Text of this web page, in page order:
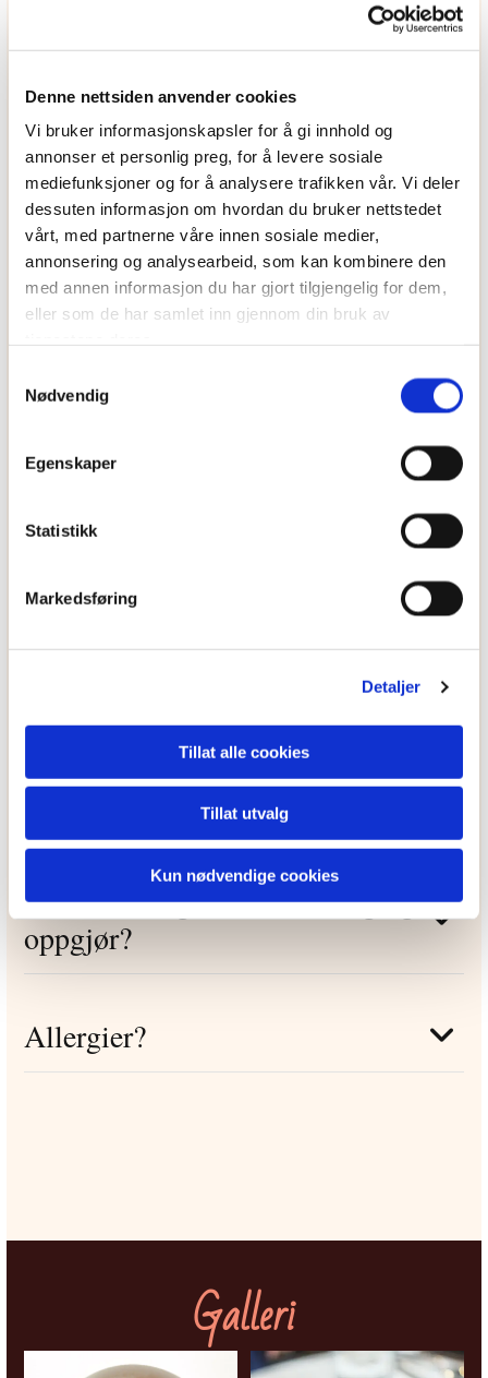
Denne nettsiden anvender cookies
Vi bruker informasjonskapsler for å gi innhold og
annonser et personlig preg, for å levere sosiale
mediefunksjoner og for å analysere trafikken vår. Vi deler
dessuten informasjon om hvordan du bruker nettstedet
vårt, med partnerne våre innen sosiale medier,
annonsering og analysearbeid, som kan kombinere den
med annen informasjon du har gjort tilgjengelig for dem,
eller som de har samlet inn gjennom din bruk av
Nødvendig
Egenskaper
Statistikk
Markedsføring
Detaljer
Tillat alle cookies
Tillat utvalg
Kun nødvendige cookies
OFTE STILTE SPØRSMÅL
Hvilke typer arrangementer tilbyr
Grafen catering for?
Kan menyen tilpasses spesielle
kostholdsbehov?
Hvor lang tid i forveien må jeg
Tilbyr Grafen smaksprøver før jeg
Hvordan beregnes prisen for
Har dere levering?
Hvordan fungerer fakturering og
oppgjør?
Allergier?
Galleri